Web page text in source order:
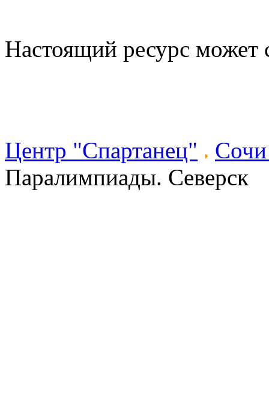
Настоящий ресурс может
Центр "Спартанец"
Паралимпиады. Северск